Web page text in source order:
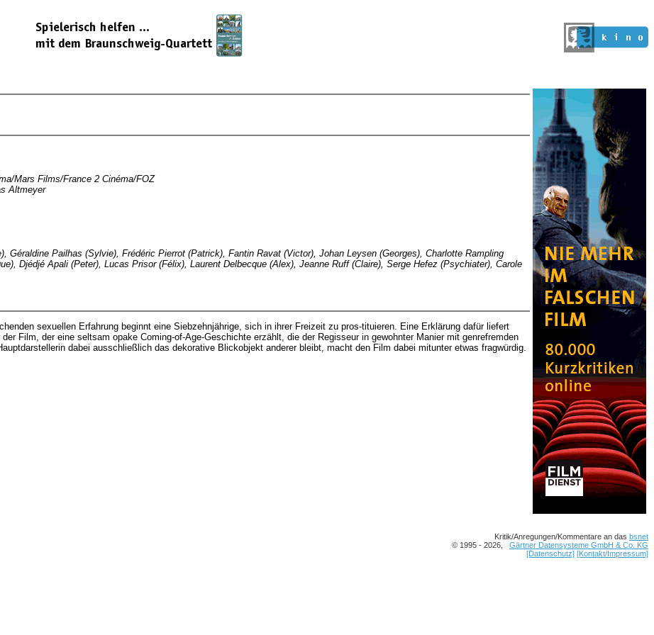
Mars Films/France 2 Cinéma/FOZ
Altmeyer
Géraldine Pailhas (Sylvie), Frédéric Pierrot (Patrick), Fantin Ravat (Victor), Johan Leysen (Georges), Charlotte Rampling
Djédjé Apali (Peter), Lucas Prisor (Félix), Laurent Delbecque (Alex), Jeanne Ruff (Claire), Serge Hefez (Psychiater), Carole
sexuellen Erfahrung beginnt eine Siebzehnjährige, sich in ihrer Freizeit zu pros-tituieren. Eine Erklärung dafür liefert
Film, der eine seltsam opake Coming-of-Age-Geschichte erzählt, die der Regisseur in gewohnter Manier mit genrefremden
dabei ausschließlich das dekorative Blickobjekt anderer bleibt, macht den Film dabei mitunter etwas fragwürdig.
Kritik/Anregungen/Kommentare an das bsnet
© 1995 - 2026, Gärtner Datensysteme GmbH & Co. KG
[Datenschutz] [Kontakt/Impressum]